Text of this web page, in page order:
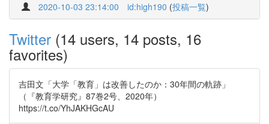
2020-10-03 23:14:00 id:high190 (投稿一覧)
Twitter (14 users, 14 posts, 16
favorites)
吉田文「大学「教育」は改善したのか：30年間の軌跡」
（『教育学研究』87巻2号、2020年）
https://t.co/YhJAKHGcAU